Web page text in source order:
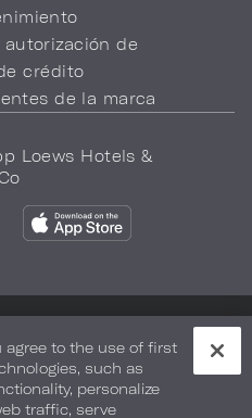
de
crédito
de la marca
Loews Hotels &
de Uso Accesibilidad
de privacidad
agree to the use of first
such as
personalize
traffic, serve